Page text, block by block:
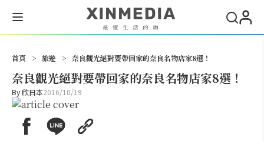
首頁 > 旅遊 > 奈良觀光絕對要帶回家的奈良名物店家8選！
奈良觀光絕對要帶回家的奈良名物店家8選！
By欣日本2016/10/19